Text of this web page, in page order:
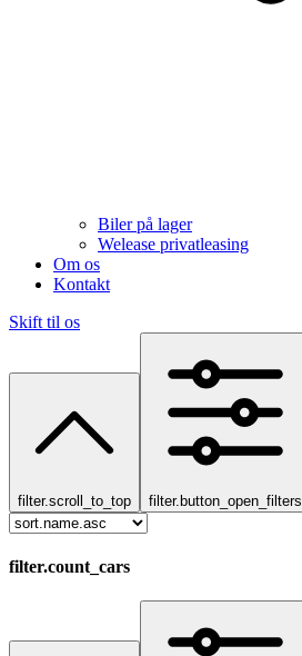
Biler på lager
Welease privatleasing
Om os
Kontakt
Skift til os
filter.scroll_to_top filter.button_open_filters
filter.count_cars